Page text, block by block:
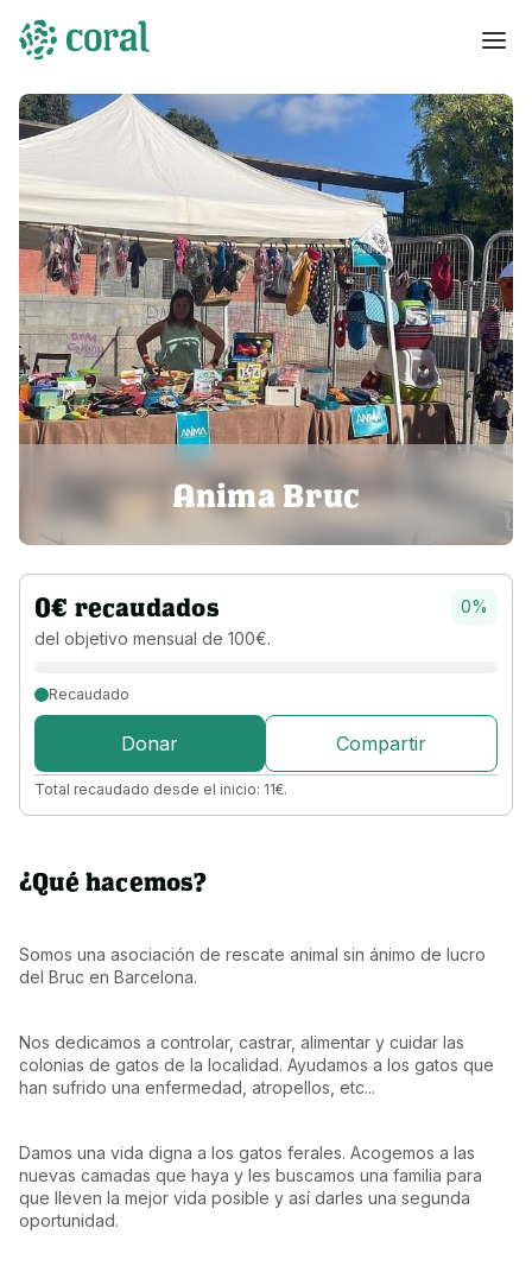
Anima Bruc
0€ recaudados
del objetivo mensual de 100€.
0%
Recaudado
Donar Compartir
Total recaudado desde el inicio: 11€.
¿Qué hacemos?
Somos una asociación de rescate animal sin ánimo de lucro
del Bruc en Barcelona.
Nos dedicamos a controlar, castrar, alimentar y cuidar las
colonias de gatos de la localidad. Ayudamos a los gatos que
han sufrido una enfermedad, atropellos, etc...
Damos una vida digna a los gatos ferales. Acogemos a las
nuevas camadas que haya y les buscamos una familia para
que lleven la mejor vida posible y así darles una segunda
oportunidad.